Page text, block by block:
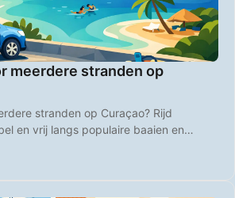
meerdere stranden op
stranden op Curaçao? Rijd
en vrij langs populaire baaien en